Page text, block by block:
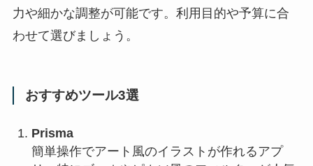
力や細かな調整が可能です。利用目的や予算に合
わせて選びましょう。
おすすめツール3選
Prisma
簡単操作でアート風のイラストが作れるアプ